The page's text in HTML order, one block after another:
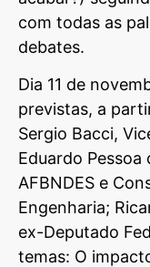
com todas as
debates.
Dia 11 de
previstas, a
Sergio Bacci,
Eduardo
AFBNDES e
Engenharia;
ex-Deputado
temas: O